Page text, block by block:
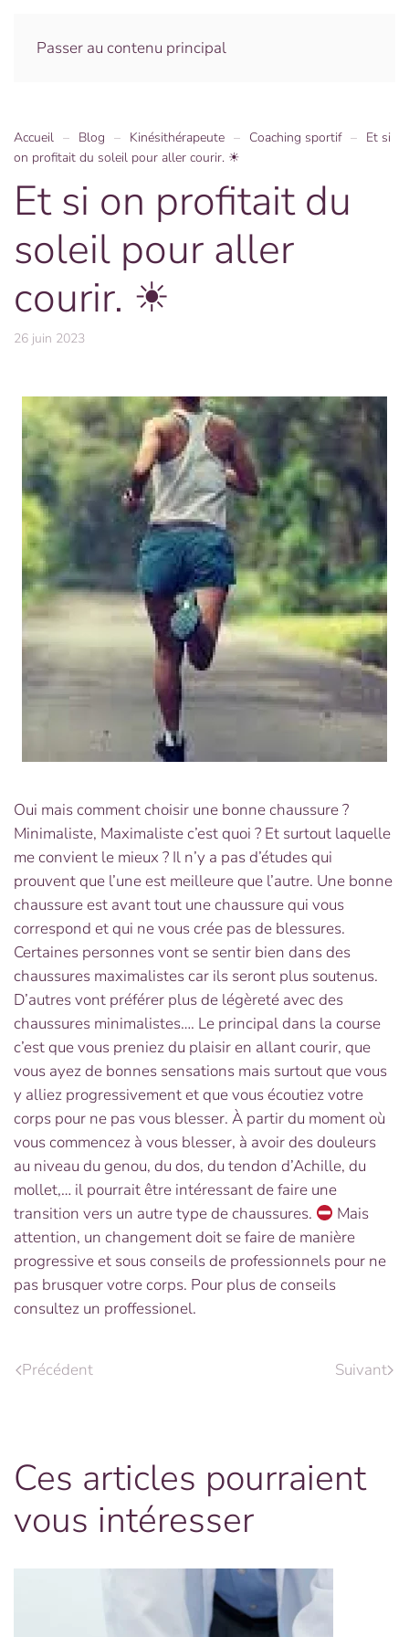
Passer au contenu principal
Accueil Blog Kinésithérapeute Coaching sportif
Et si
on profitait du soleil pour aller courir. ☀
Et si on profitait du
soleil pour aller
courir. ☀
26 juin 2023
Oui mais comment choisir une bonne chaussure ?
Minimaliste, Maximaliste c’est quoi ? Et surtout laquelle
me convient le mieux ? Il n’y a pas d’études qui
prouvent que l’une est meilleure que l’autre. Une bonne
chaussure est avant tout une chaussure qui vous
correspond et qui ne vous crée pas de blessures.
Certaines personnes vont se sentir bien dans des
chaussures maximalistes car ils seront plus soutenus.
D’autres vont préférer plus de légèreté avec des
chaussures minimalistes…. Le principal dans la course
c’est que vous preniez du plaisir en allant courir, que
vous ayez de bonnes sensations mais surtout que vous
y alliez progressivement et que vous écoutiez votre
corps pour ne pas vous blesser. À partir du moment où
vous commencez à vous blesser, à avoir des douleurs
au niveau du genou, du dos, du tendon d’Achille, du
mollet,… il pourrait être intéressant de faire une
transition vers un autre type de chaussures.
Mais
attention, un changement doit se faire de manière
progressive et sous conseils de professionnels pour ne
pas brusquer votre corps. Pour plus de conseils
consultez un proffessionel.
Précédent Suivant
Ces articles pourraient
vous intéresser